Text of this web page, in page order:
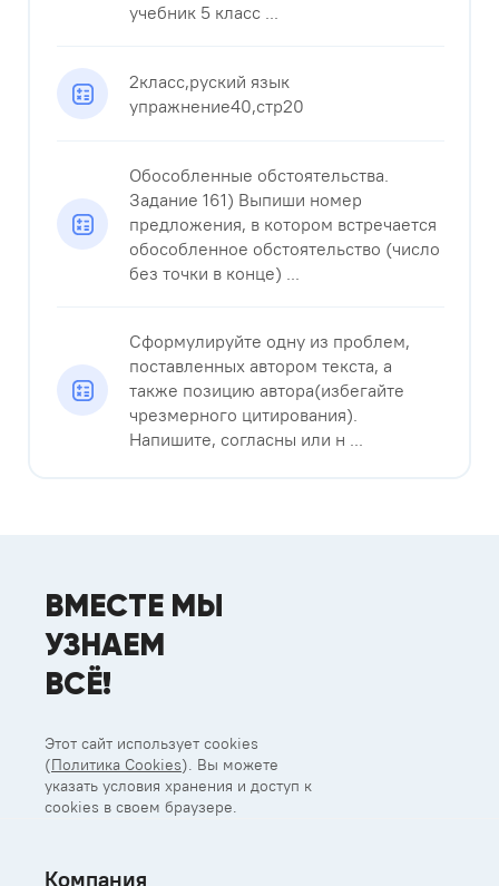
учебник 5 класс ...
2класс,руский язык
упражнение40,стр20
Обособленные обстоятельства.
Задание 161) Выпиши номер
предложения, в котором встречается
обособленное обстоятельство (число
без точки в конце) ...
Сформулируйте одну из проблем,
поставленных автором текста, а
также позицию автора(избегайте
чрезмерного цитирования).
Напишите, согласны или н ...
ВМЕСТЕ МЫ
УЗНАЕМ
ВСЁ!
Этот сайт использует cookies
(Политика Cookies). Вы можете
указать условия хранения и доступ к
cookies в своем браузере.
Компания